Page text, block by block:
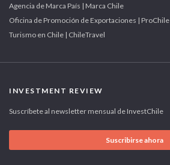
Agencia de Marca País | Marca Chile
Oficina de Promoción de Exportaciones | ProChile
Turismo en Chile | ChileTravel
INVESTMENT REVIEW
Suscríbete al newsletter mensual de InvestChile
Suscribirse ahora